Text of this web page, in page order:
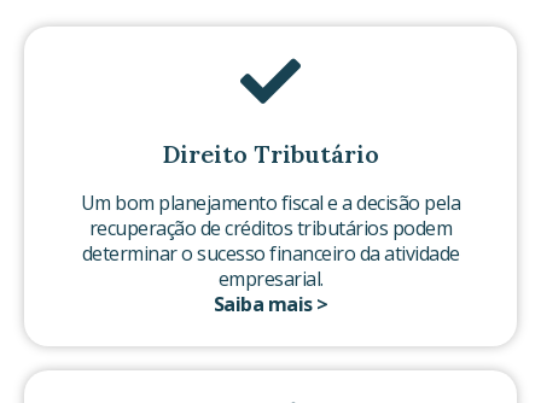
Direito Tributário
Um bom planejamento fiscal e a decisão pela
recuperação de créditos tributários podem
determinar o sucesso financeiro da atividade
empresarial.
Saiba mais >